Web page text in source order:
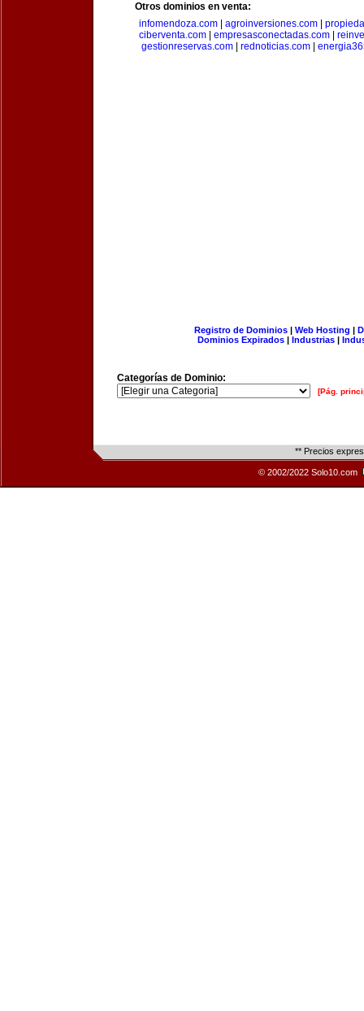
Otros dominios en venta:
infomendoza.com
agroinversiones.com
ciberventa.com| empresasconectadas.com|
gestionreservas.com| rednoticias.com|
Registro de Dominios| Web Hosting |
Dominios Expirados | Industrias |
Categorías de Dominio:
[Pág.
** Precios
© 2002/2022 Solo10.com